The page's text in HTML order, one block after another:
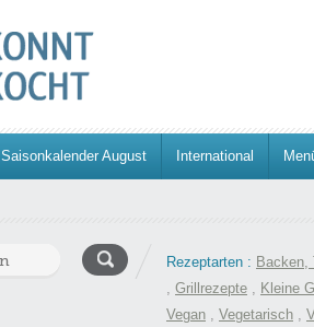
Saisonkalender August International
Rezeptarten : Backen,
, Grillrezepte , Kleine
Vegan , Vegetarisch ,